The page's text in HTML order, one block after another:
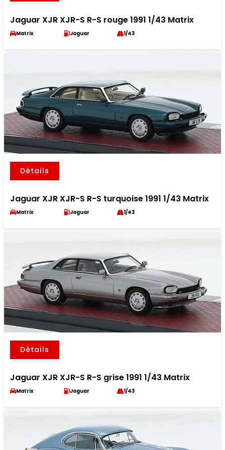
Jaguar XJR XJR-S R-S rouge 1991 1/43 Matrix
Matrix Jaguar 1/43
Détails
Jaguar XJR XJR-S R-S turquoise 1991 1/43 Matrix
Matrix Jaguar 1/43
Détails
Jaguar XJR XJR-S R-S grise 1991 1/43 Matrix
Matrix Jaguar 1/43